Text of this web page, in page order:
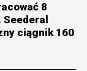
8
ciągnik 160